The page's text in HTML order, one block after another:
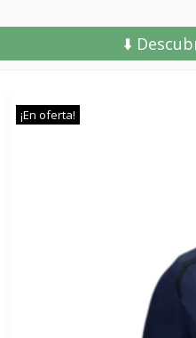
⬇️
¡En oferta!